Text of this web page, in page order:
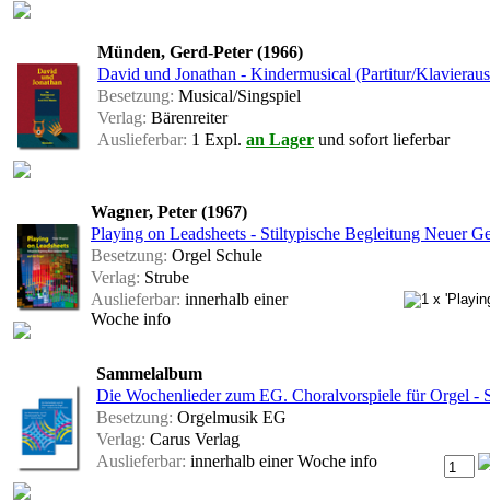
Münden, Gerd-Peter (1966)
David und Jonathan - Kindermusical (Partitur/
Besetzung: Musical/Singspiel
Verlag: Bärenreiter
Auslieferbar: 1 Expl. an Lager und sofort lieferbar
Wagner, Peter (1967)
Playing on Leadsheets - Stiltypische Begleitung Neuer
Besetzung: Orgel Schule
Verlag: Strube
Auslieferbar: innerhalb einer
Woche info
Sammelalbum
Die Wochenlieder zum EG. Choralvorspiele für Orgel -
Besetzung: Orgelmusik EG
Verlag: Carus Verlag
Auslieferbar: innerhalb einer Woche info